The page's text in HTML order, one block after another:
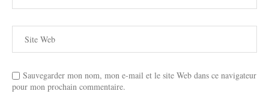
Sauvegarder mon nom, mon e-mail et le site Web dans ce navigateur
pour mon prochain commentaire.